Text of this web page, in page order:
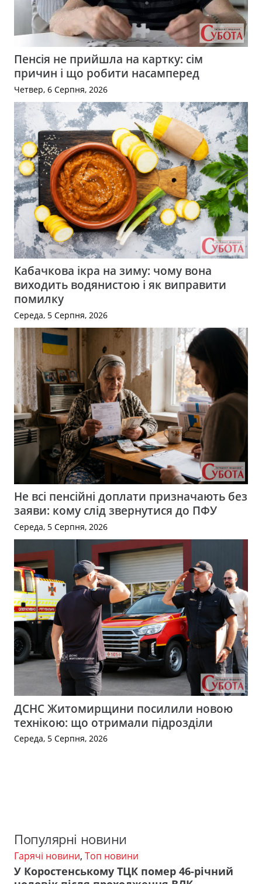
Пенсія не прийшла на картку: сім
причин і що робити насамперед
Четвер, 6 Серпня, 2026
Кабачкова ікра на зиму: чому вона
виходить водянистою і як виправити
помилку
Середа, 5 Серпня, 2026
Не всі пенсійні доплати призначають без
заяви: кому слід звернутися до ПФУ
Середа, 5 Серпня, 2026
ДСНС Житомирщини посилили новою
технікою: що отримали підрозділи
Середа, 5 Серпня, 2026
Популярні новини
Гарячі новини, Топ новини
У Коростенському ТЦК помер 46-річний